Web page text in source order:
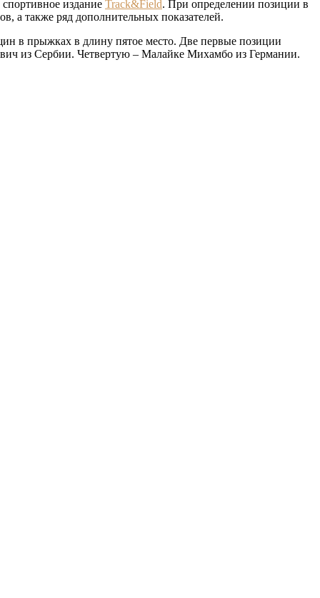
издание Track&Field. При определении позиции в
а также ряд дополнительных показателей.
в прыжках в длину пятое место. Две первые позиции
из Сербии. Четвертую – Малайке Михамбо из Германии.